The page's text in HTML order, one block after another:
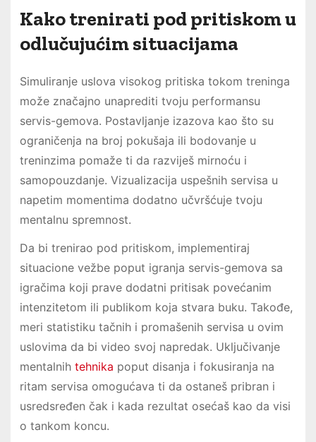
Kako trenirati pod pritiskom u
odlučujućim situacijama
Simuliranje uslova visokog pritiska tokom treninga
može značajno unaprediti tvoju performansu
servis-gemova. Postavljanje izazova kao što su
ograničenja na broj pokušaja ili bodovanje u
treninzima pomaže ti da razviješ mirnoću i
samopouzdanje. Vizualizacija uspešnih servisa u
napetim momentima dodatno učvršćuje tvoju
mentalnu spremnost.
Da bi trenirao pod pritiskom, implementiraj
situacione vežbe poput igranja servis-gemova sa
igračima koji prave dodatni pritisak povećanim
intenzitetom ili publikom koja stvara buku. Takođe,
meri statistiku tačnih i promašenih servisa u ovim
uslovima da bi video svoj napredak. Uključivanje
mentalnih tehnika poput disanja i fokusiranja na
ritam servisa omogućava ti da ostaneš pribran i
usredsređen čak i kada rezultat osećaš kao da visi
o tankom koncu.